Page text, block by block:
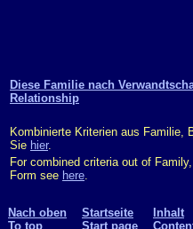
Diese Familie nach
Relationship
Kombinierte Kriterien aus Familie,
Sie hier.
For combined criteria out of
Form see here.
Nach oben
To top
Startseite
Start page
Inhalt